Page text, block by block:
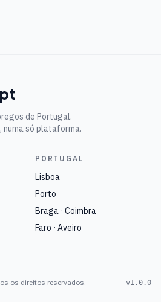
de Portugal.
numa só plataforma.
PORTUGAL
Lisboa
Porto
Braga · Coimbra
Faro · Aveiro
os direitos reservados. v1.0.0